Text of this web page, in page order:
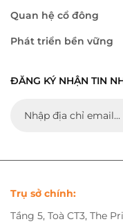
Quan hệ cổ đông
Phát triển bền vững
ĐĂNG KÝ NHẬN TIN
Trụ sở chính:
Tầng 5, Toà CT3, The